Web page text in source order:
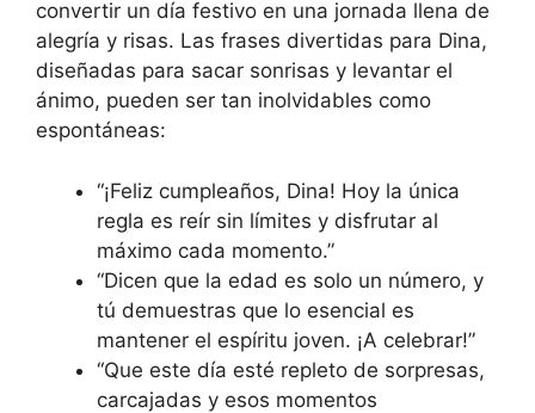
convertir un día festivo en una jornada llena de
alegría y risas. Las frases divertidas para Dina,
diseñadas para sacar sonrisas y levantar el
ánimo, pueden ser tan inolvidables como
espontáneas:
“¡Feliz cumpleaños, Dina! Hoy la única
regla es reír sin límites y disfrutar al
máximo cada momento.”
“Dicen que la edad es solo un número, y
tú demuestras que lo esencial es
mantener el espíritu joven. ¡A celebrar!”
“Que este día esté repleto de sorpresas,
carcajadas y esos momentos